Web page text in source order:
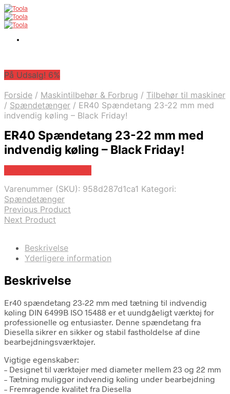
På Udsalg! 6%
Forside / Maskintilbehør & Forbrug / Tilbehør til maskiner
/ Spændetænger / ER40 Spændetang 23-22 mm med
indvendig køling – Black Friday!
ER40 Spændetang 23-22 mm med
indvendig køling – Black Friday!
Varenummer (SKU): 958d287d1ca1 Kategori:
Spændetænger
Previous Product
Next Product
Beskrivelse
Yderligere information
Beskrivelse
Er40 spændetang 23-22 mm med tætning til indvendig
køling DIN 6499B ISO 15488 er et uundgåeligt værktøj for
professionelle og entusiaster. Denne spændetang fra
Diesella sikrer en sikker og stabil fastholdelse af dine
bearbejdningsværktøjer.
Vigtige egenskaber:
– Designet til værktøjer med diameter mellem 23 og 22 mm
– Tætning muliggør indvendig køling under bearbejdning
– Fremragende kvalitet fra Diesella